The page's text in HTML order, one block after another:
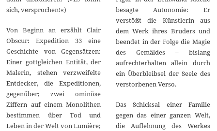
sich, versprochen!«)
Von Beginn an erzählt Clair
Obscur: Expedition 33 eine
Geschichte von Gegensätzen:
Einer gottgleichen Entität, der
Malerin, stehen verzweifelte
Entdecker, die Expeditionen,
gegenüber; zwei ominöse
Ziffern auf einem Monolithen
bestimmen über Tod und
Leben in der Welt von Lumière;
besagte Autonomie: Er
verstößt die Künstlerin aus
dem Werk ihres Bruders und
beendet in der Folge die Magie
des Gemäldes – bislang
aufrechterhalten allein durch
ein Überbleibsel der Seele des
verstorbenen Verso.
Das Schicksal einer Familie
gegen das einer ganzen Welt,
die Auflehnung des Werkes